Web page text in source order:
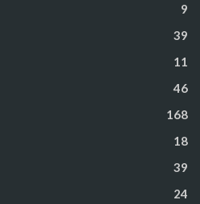
9
39
11
46
168
18
39
24